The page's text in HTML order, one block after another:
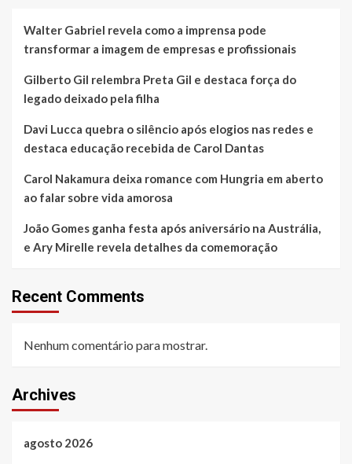
inéditas
Prata
GHG
Walter Gabriel revela como a imprensa pode
transformar a imagem de empresas e profissionais
Gilberto Gil relembra Preta Gil e destaca força do
legado deixado pela filha
Davi Lucca quebra o silêncio após elogios nas redes e
destaca educação recebida de Carol Dantas
Carol Nakamura deixa romance com Hungria em aberto
ao falar sobre vida amorosa
João Gomes ganha festa após aniversário na Austrália,
e Ary Mirelle revela detalhes da comemoração
Recent Comments
Nenhum comentário para mostrar.
Archives
agosto 2026